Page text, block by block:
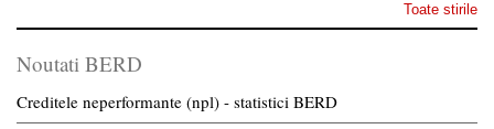
Toate stirile
Noutati BERD
Creditele neperformante (npl) - statistici BERD